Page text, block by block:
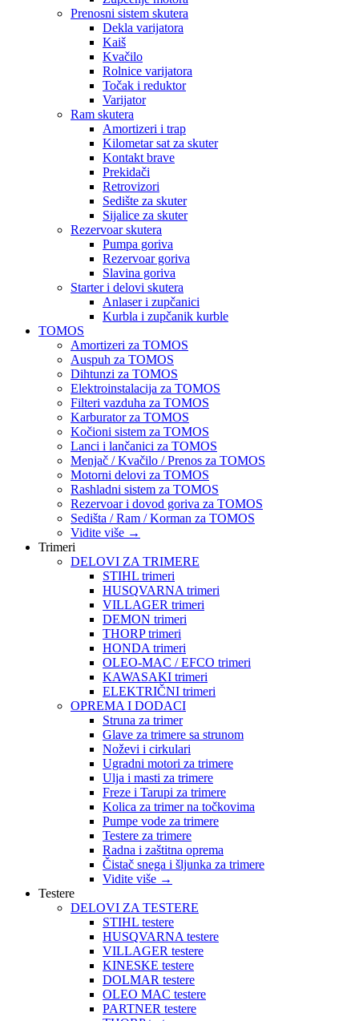
Prenosni sistem skutera
Dekla varijatora
Kaiš
Kvačilo
Rolnice varijatora
Točak i reduktor
Varijator
Ram skutera
Amortizeri i trap
Kilometar sat za skuter
Kontakt brave
Prekidači
Retrovizori
Sedište za skuter
Sijalice za skuter
Rezervoar skutera
Pumpa goriva
Rezervoar goriva
Slavina goriva
Starter i delovi skutera
Anlaser i zupčanici
Kurbla i zupčanik kurble
TOMOS
Amortizeri za TOMOS
Auspuh za TOMOS
Dihtunzi za TOMOS
Elektroinstalacija za TOMOS
Filteri vazduha za TOMOS
Karburator za TOMOS
Kočioni sistem za TOMOS
Lanci i lančanici za TOMOS
Menjač / Kvačilo / Prenos za TOMOS
Motorni delovi za TOMOS
Rashladni sistem za TOMOS
Rezervoar i dovod goriva za TOMOS
Sedišta / Ram / Korman za TOMOS
Vidite više →
Trimeri
DELOVI ZA TRIMERE
STIHL trimeri
HUSQVARNA trimeri
VILLAGER trimeri
DEMON trimeri
THORP trimeri
HONDA trimeri
OLEO-MAC / EFCO trimeri
KAWASAKI trimeri
ELEKTRIČNI trimeri
OPREMA I DODACI
Struna za trimer
Glave za trimere sa strunom
Noževi i cirkulari
Ugradni motori za trimere
Ulja i masti za trimere
Freze i Tarupi za trimere
Kolica za trimer na točkovima
Pumpe vode za trimere
Testere za trimere
Radna i zaštitna oprema
Čistač snega i šljunka za trimere
Vidite više →
Testere
DELOVI ZA TESTERE
STIHL testere
HUSQVARNA testere
VILLAGER testere
KINESKE testere
DOLMAR testere
OLEO MAC testere
PARTNER testere